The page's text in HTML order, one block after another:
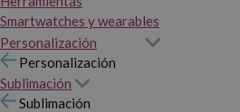
Smartwatches y wearables
Personalización
Personalización
Sublimación
Sublimación